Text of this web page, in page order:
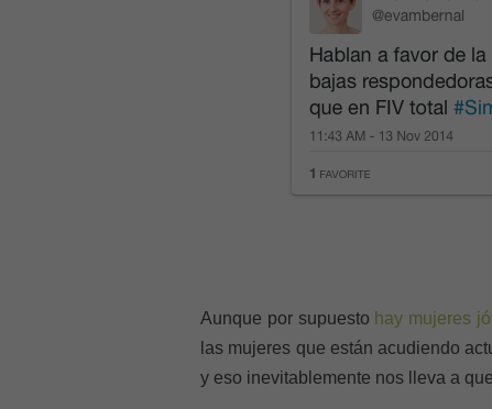
Aunque por supuesto hay mujeres
las mujeres que están acudiendo
y eso inevitablemente nos lleva a que